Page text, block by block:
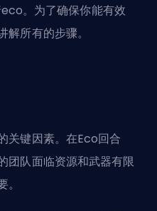
。为了确保你能有效
所有的步骤。
关键因素。在Eco回合
团队面临资源和武器有限
。